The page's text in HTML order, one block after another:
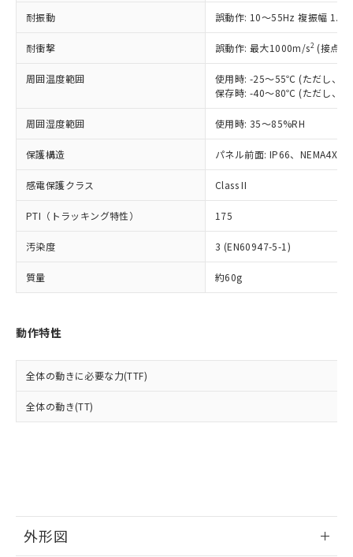
耐振動 誤動作: 10～55Hz 複振幅
耐衝撃 誤動作: 最大1000m/s2 (接点
周囲温度範囲
使用時: -25～55℃ (ただし、氷
保存時: -40～80℃ (ただし、氷
周囲湿度範囲 使用時: 35～85%RH
保護構造 パネル前面: IP66、NEMA4X,
感電保護クラス Class II
PTI（トラッキング特性） 175
汚染度 3 (EN60947-5-1)
質量 約60g
動作特性
全体の動きに必要な力(TTF)
全体の動き(TT)
外形図
記載している更新日時点での社内デー
タに基づき作成されるものであり、閲
覧された時点での実際の在庫および標
準価格とは異なる場合があることをご
正式な納期状況および標準価格はお客
様のお取引先、またはお客様担当のオ
ムロン制御機器販売店・当社販売員に
オムロン制御機器販売店や当社販売拠
販売ネットワーク
」をご確認
ください。
在庫状況および標準価格結果を当社の
事前の承諾なく第三者に漏洩または開
示しないようお願いします。
マイパーツ機能（部品リスト作成サー
ビス）をご利用いただくには、I-Web
メンバーズにご登録されている必要が
および当社の共同利用者が、当社の製
品・サービスに関するお客様との取
をご了承ください。
※当社の共同利用者とは、"個人情報
鉛(Pb) 1000ppm以下、 水銀(Hg) 1000ppm以下、 カド
六価クロム(Cr(Ⅵ)) 1000ppm以下、ポリ臭化ビフェニル
類(PBB) 1000ppm以下、ポリ臭化ジフェニルエーテル類
(PBDE) 1000ppm以下、フタル酸ビス(2-エチルヘキシ
ル) (DEHP)(別名：DOP) 1000ppm以下、フタル酸ブチ
ルベンジル（BBP） 1000ppm以下、フタル酸ジブチル
（DBP） 1000ppm以下、フタル酸ジイソブチル
(DIBP) 1000ppm以下
但し、RoHS指令で産業用監視および制御機器に対する
適用除外項目は除く。
フタル酸エステル類の４物質については閾値を超える意
図的な使用がないことを確認しています。
※2 対応予定月
部品在庫の切り替え状況などにより、予定
月が前後することがあります。
下記の非含有証明書をダウンロードするこ
とができます。
EU RoHS指令（10物質）の非含有証明書
物質の対応では、対応完了までの期間は出
荷製品に未対応品が混在することから備考
*中国RoHS10物質の基準値 (GB/T26572)：
Pb(鉛) :1000ppm、 Hg(水銀) : 1000ppm、 Cd(カドミウ
Cr(Ⅵ)(六価クロム) : 1000ppm、 PBBs(ポリ臭化ビフェ
ニル類) : 1000ppm、 PBDEs(ポリ臭化ジフェニルエーテ
ル) : 1000ppm、
DEHP(フタル酸ビス(2-エチルヘキシル)) : 1000ppm
※2 環境保護使用期限
「ｅ」：有害物質（10物質）のすべてが基
準値以下であることを示します。
「10」：通常の使用状況下において有害物
質が外部に漏えいし、環境に深刻な影響を
及ぼさない年数を意味します。
（以下｢規制貨物等」という）を輸出
または国外への提供する場合は、日本
国政府の輸出許可(または役務取引許
可)を取得するなどの必要な手続きを
当社は規制貨物を破棄する場合は、完
全に破砕するなど、違法に輸出されな
いよう必要な手段を講じます。
当社は貴社製品を、核兵器、ミサイ
ル、化学兵器、生物兵器またはその他
武器並びにこれらの製造装置等に一切
使用いたしません。
当社は、貴社製品を第三者に販売する
場合は、上記1、2および3の内容を当
該第三者に通知します。また当社は、
販売先および販売に係わる関係者が違
法に輸出するおそれがある場合は、取
り引きをいたしません。
○ 一定数以上の在庫あり
△ 一定数には満たないが在庫あり
在庫なし(最新の在庫状況につ
いては、お客様のお取引先、ま
たはお客様担当のオムロン制御
機器販売店・当社販売員にご確
認ください)
受注生産機種、また在庫状況の
情報を公開していない機種